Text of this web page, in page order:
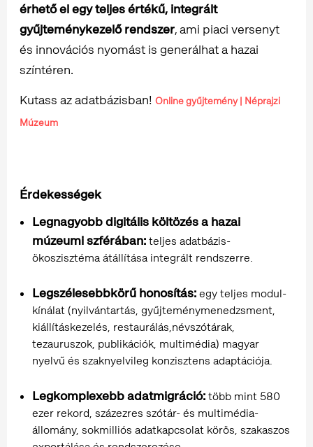
érhető el egy teljes értékű, integrált
gyűjteménykezelő rendszer, ami piaci versenyt
és innovációs nyomást is generálhat a hazai
színtéren.
Kutass az adatbázisban! Online gyűjtemény | Néprajzi
Múzeum
Érdekességek
Legnagyobb digitális költözés a hazai
múzeumi szférában:teljes adatbázis-
ökoszisztéma átállítása integrált rendszerre.
Legszélesebbkörű honosítás:egy teljes modul-
kínálat (nyilvántartás, gyűjteménymenedzsment,
kiállításkezelés, restaurálás,névszótárak,
tezauruszok, publikációk, multimédia) magyar
nyelvű és szaknyelvileg konzisztens adaptációja.
Legkomplexebb adatmigráció:több mint 580
ezer rekord, százezres szótár- és multimédia-
állomány, sokmilliós adatkapcsolat körös, szakaszos